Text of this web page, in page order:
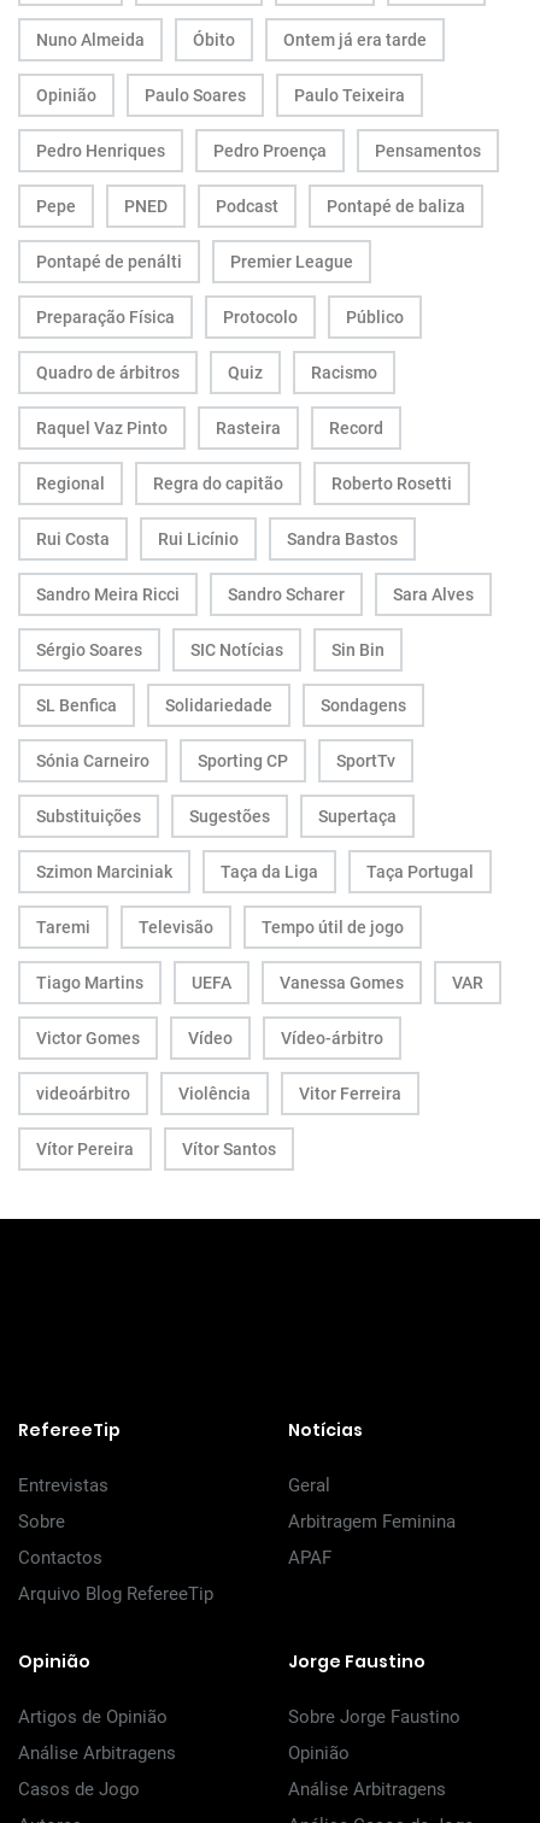
Nuno Almeida Óbito Ontem já era tarde
Opinião Paulo Soares Paulo Teixeira
Pedro Henriques Pedro Proença Pensamentos
Pepe PNED Podcast Pontapé de baliza
Pontapé de penálti Premier League
Preparação Física Protocolo Público
Quadro de árbitros Quiz Racismo
Raquel Vaz Pinto Rasteira Record
Regional Regra do capitão Roberto Rosetti
Rui Costa Rui Licínio Sandra Bastos
Sandro Meira Ricci Sandro Scharer Sara Alves
Sérgio Soares SIC Notícias Sin Bin
SL Benfica Solidariedade Sondagens
Sónia Carneiro Sporting CP SportTv
Substituições Sugestões Supertaça
Szimon Marciniak Taça da Liga Taça Portugal
Taremi Televisão Tempo útil de jogo
Tiago Martins UEFA Vanessa Gomes VAR
Victor Gomes Vídeo Vídeo-árbitro
videoárbitro Violência Vitor Ferreira
Vítor Pereira Vítor Santos
RefereeTip
Entrevistas
Sobre
Contactos
Arquivo Blog RefereeTip
Notícias
Geral
Arbitragem Feminina
APAF
Opinião
Artigos de Opinião
Análise Arbitragens
Casos de Jogo
Jorge Faustino
Sobre Jorge Faustino
Opinião
Análise Arbitragens